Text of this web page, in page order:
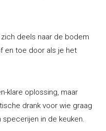
deels naar de bodem
en toe door als je het
klare oplossing, maar
drank voor wie graag
in de keuken.